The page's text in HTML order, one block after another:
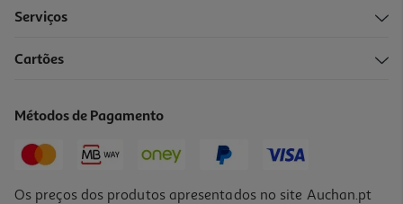
Serviços
Cartões
Métodos de Pagamento
Os preços dos produtos apresentados no site Auchan.pt